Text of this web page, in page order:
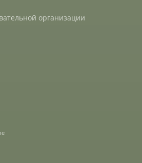
проекте "Кадры в АПК"
организации